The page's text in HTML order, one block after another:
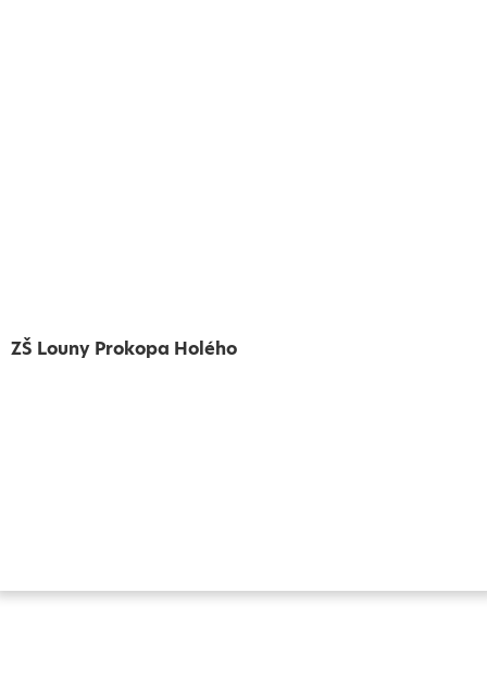
ZŠ Louny Prokopa Holého